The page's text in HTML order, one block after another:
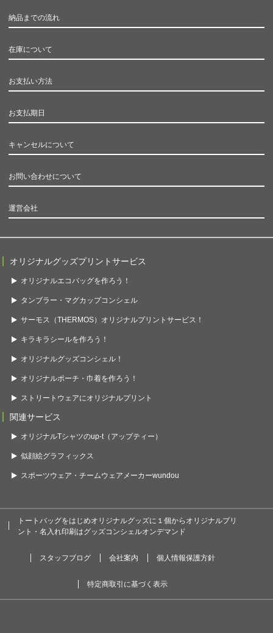
納品までの流れ
在庫について
お支払い方法
お支払期日
キャンセルについて
お問い合わせについて
運営会社
オリジナルグッズプリントサービス
オリジナルエコバッグを作ろう！
タンブラー・マグカップコンシェル
サーモス（THERMOS）オリジナルプリントサービス！
キラキラシールを作ろう！
オリジナルグッズコンシェル！
オリジナルポーチ・巾着を作ろう！
ストリートウェアにオリジナルプリント
関連サービス
オリジナルTシャツのup-t（アップティー）
似顔絵グラフィックス
スポーツウェア・チームウェアメーカーwundou
トートバッグをはじめオリジナルグッズに１個からオリジナルプリ
ント・名入れ印刷はグッズコンシェルオンデマンド
スタッフブログ 会社案内 個人情報保護方針
特定商取引に基づく表示